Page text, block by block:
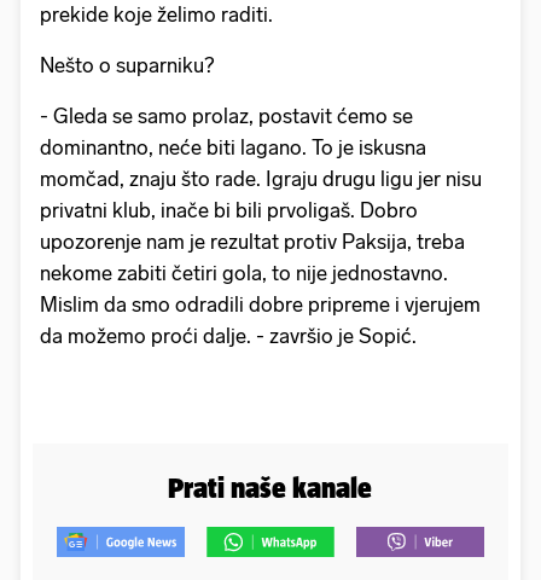
prekide koje želimo raditi.
Nešto o suparniku?
- Gleda se samo prolaz, postavit ćemo se
dominantno, neće biti lagano. To je iskusna
momčad, znaju što rade. Igraju drugu ligu jer nisu
privatni klub, inače bi bili prvoligaš. Dobro
upozorenje nam je rezultat protiv Paksija, treba
nekome zabiti četiri gola, to nije jednostavno.
Mislim da smo odradili dobre pripreme i vjerujem
da možemo proći dalje. - završio je Sopić.
Prati naše kanale